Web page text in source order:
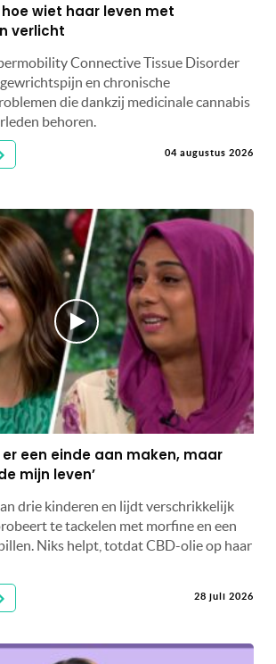
wiet haar leven met
verlicht
Connective Tissue Disorder
en chronische
die dankzij medicinale cannabis
behoren.
04 augustus 2026
er een einde aan maken, maar
mijn leven’
drie kinderen en lijdt verschrikkelijk
te tackelen met morfine en een
Niks helpt, totdat CBD-olie op haar
28 juli 2026